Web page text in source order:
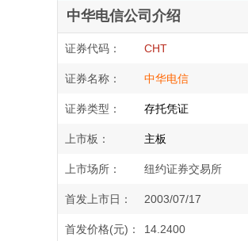
中华电信公司介绍
证券代码： CHT
证券名称： 中华电信
证券类型： 存托凭证
上市板： 主板
上市场所： 纽约证券交易所
首发上市日： 2003/07/17
首发价格(元)： 14.2400